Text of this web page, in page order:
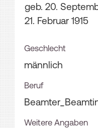
geb. 20.
21. Februar 1915
Geschlecht
männlich
Beruf
Weitere Angaben